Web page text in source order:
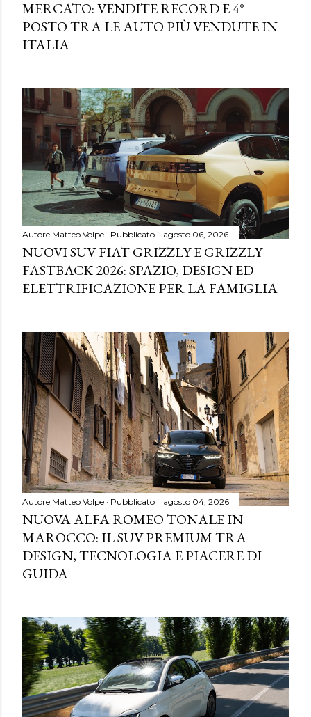
MERCATO: VENDITE RECORD E 4°
POSTO TRA LE AUTO PIÙ VENDUTE IN
ITALIA
Autore Matteo Volpe Pubblicato il agosto 06, 2026
NUOVI SUV FIAT GRIZZLY E GRIZZLY
FASTBACK 2026: SPAZIO, DESIGN ED
ELETTRIFICAZIONE PER LA FAMIGLIA
Autore Matteo Volpe Pubblicato il agosto 04, 2026
NUOVA ALFA ROMEO TONALE IN
MAROCCO: IL SUV PREMIUM TRA
DESIGN, TECNOLOGIA E PIACERE DI
GUIDA